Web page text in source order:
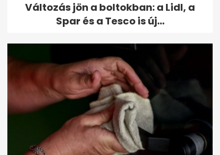
Változás jön a boltokban: a Lidl, a
Spar és a Tesco is új...